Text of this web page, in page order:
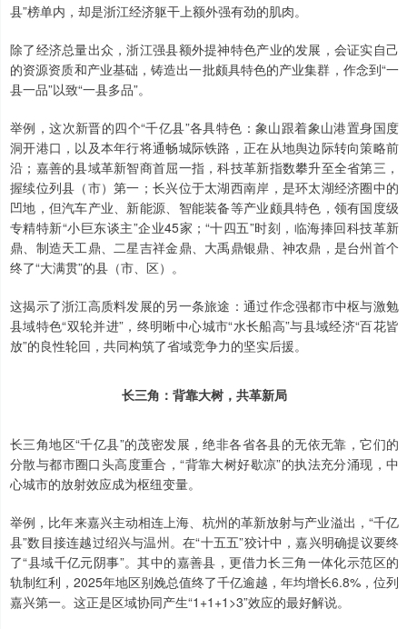
县”榜单内，却是浙江经济躯干上额外强有劲的肌肉。
除了经济总量出众，浙江强县额外提神特色产业的发展，会证实自己
的资源资质和产业基础，铸造出一批颇具特色的产业集群，作念到“一
县一品”以致“一县多品”。
举例，这次新晋的四个“千亿县”各具特色：象山跟着象山港置身国度
洞开港口，以及本年行将通畅城际铁路，正在从地舆边际转向策略前
沿；嘉善的县域革新智商首屈一指，科技革新指数攀升至全省第三，
握续位列县（市）第一；长兴位于太湖西南岸，是环太湖经济圈中的
凹地，但汽车产业、新能源、智能装备等产业颇具特色，领有国度级
专精特新“小巨东谈主”企业45家；“十四五”时刻，临海捧回科技革新
鼎、制造天工鼎、二星吉祥金鼎、大禹鼎银鼎、神农鼎，是台州首个
终了“大满贯”的县（市、区）。
这揭示了浙江高质料发展的另一条旅途：通过作念强都市中枢与激勉
县域特色“双轮并进”，终明晰中心城市“水长船高”与县域经济“百花皆
放”的良性轮回，共同构筑了省域竞争力的坚实后援。
长三角：背靠大树，共革新局
长三角地区“千亿县”的茂密发展，绝非各省各县的无依无靠，它们的
分散与都市圈口头高度重合，“背靠大树好歇凉”的执法充分涌现，中
心城市的放射效应成为枢纽变量。
举例，比年来嘉兴主动相连上海、杭州的革新放射与产业溢出，“千亿
县”数目接连越过绍兴与温州。在“十五五”狡计中，嘉兴明确提议要终
了“县域千亿元阴事”。其中的嘉善县，更借力长三角一体化示范区的
轨制红利，2025年地区别娩总值终了千亿逾越，年均增长6.8%，位列
嘉兴第一。这正是区域协同产生“1+1+1>3”效应的最好解说。